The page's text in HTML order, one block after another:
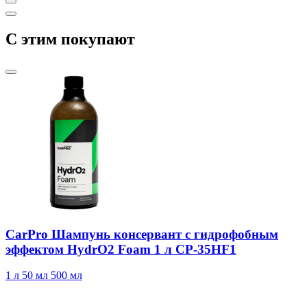
C этим покупают
CarPro Шампунь консервант с гидрофобным
эффектом HydrO2 Foam 1 л CP-35HF1
1 л 50 мл 500 мл